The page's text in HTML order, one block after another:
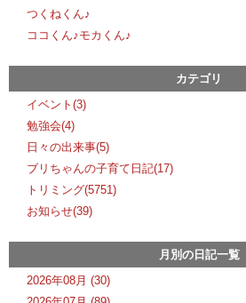
つくねくん♪
ココくん♪モカくん♪
カテゴリ
イベント(3)
勉強会(4)
日々の出来事(5)
ブリちゃんの子育て日記(17)
トリミング(5751)
お知らせ(39)
月別の日記一覧
2026年08月 (30)